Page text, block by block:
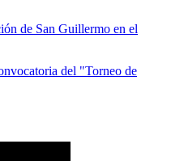
de San Guillermo en el
del "Torneo de